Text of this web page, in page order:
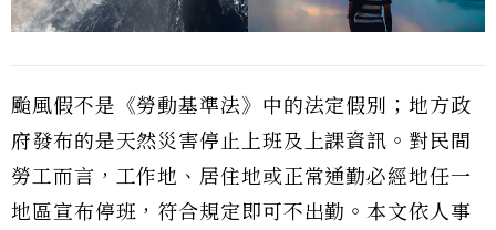
颱風假不是《勞動基準法》中的法定假別；地方政
府發布的是天然災害停止上班及上課資訊。對民間
勞工而言，工作地、居住地或正常通勤必經地任一
地區宣布停班，符合規定即可不出勤。本文依人事